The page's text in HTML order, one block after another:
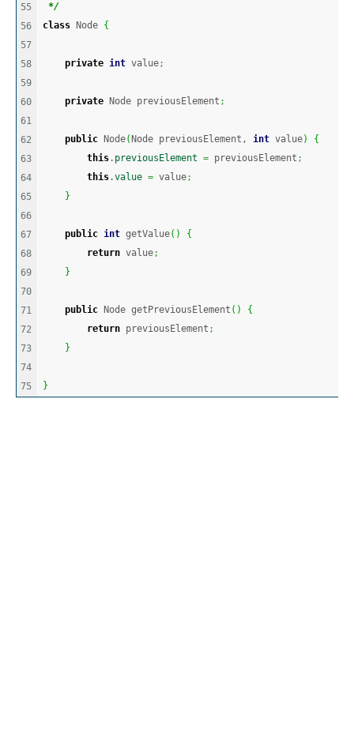
55
56
57
58
59
60
61
62
63
64
65
66
67
68
69
70
71
72
73
74
*/
class Node {
private int value;
private Node previousElement ;
public Node( Node previousElement, int value)
{
this . previousElement = previousElement ;
this .value = value;
}
public int getValue( )
{
return value;
}
public Node getPreviousElement ( )
{
return previousElement ;
}
}